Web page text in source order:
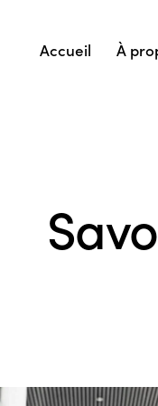
Accueil À